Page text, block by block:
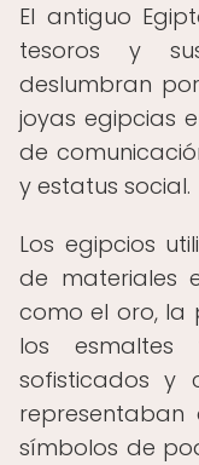
El antiguo
tesoros y
deslumbran
joyas egipcias
de
y estatus social.
Los egipcios
de materiales
como el oro, la
los esmaltes
sofisticados y
representaban
símbolos de